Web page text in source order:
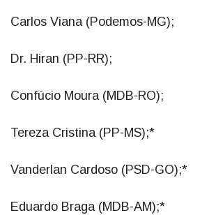
Carlos Viana (Podemos-MG);
Dr. Hiran (PP-RR);
Confúcio Moura (MDB-RO);
Tereza Cristina (PP-MS);*
Vanderlan Cardoso (PSD-GO);*
Eduardo Braga (MDB-AM);*